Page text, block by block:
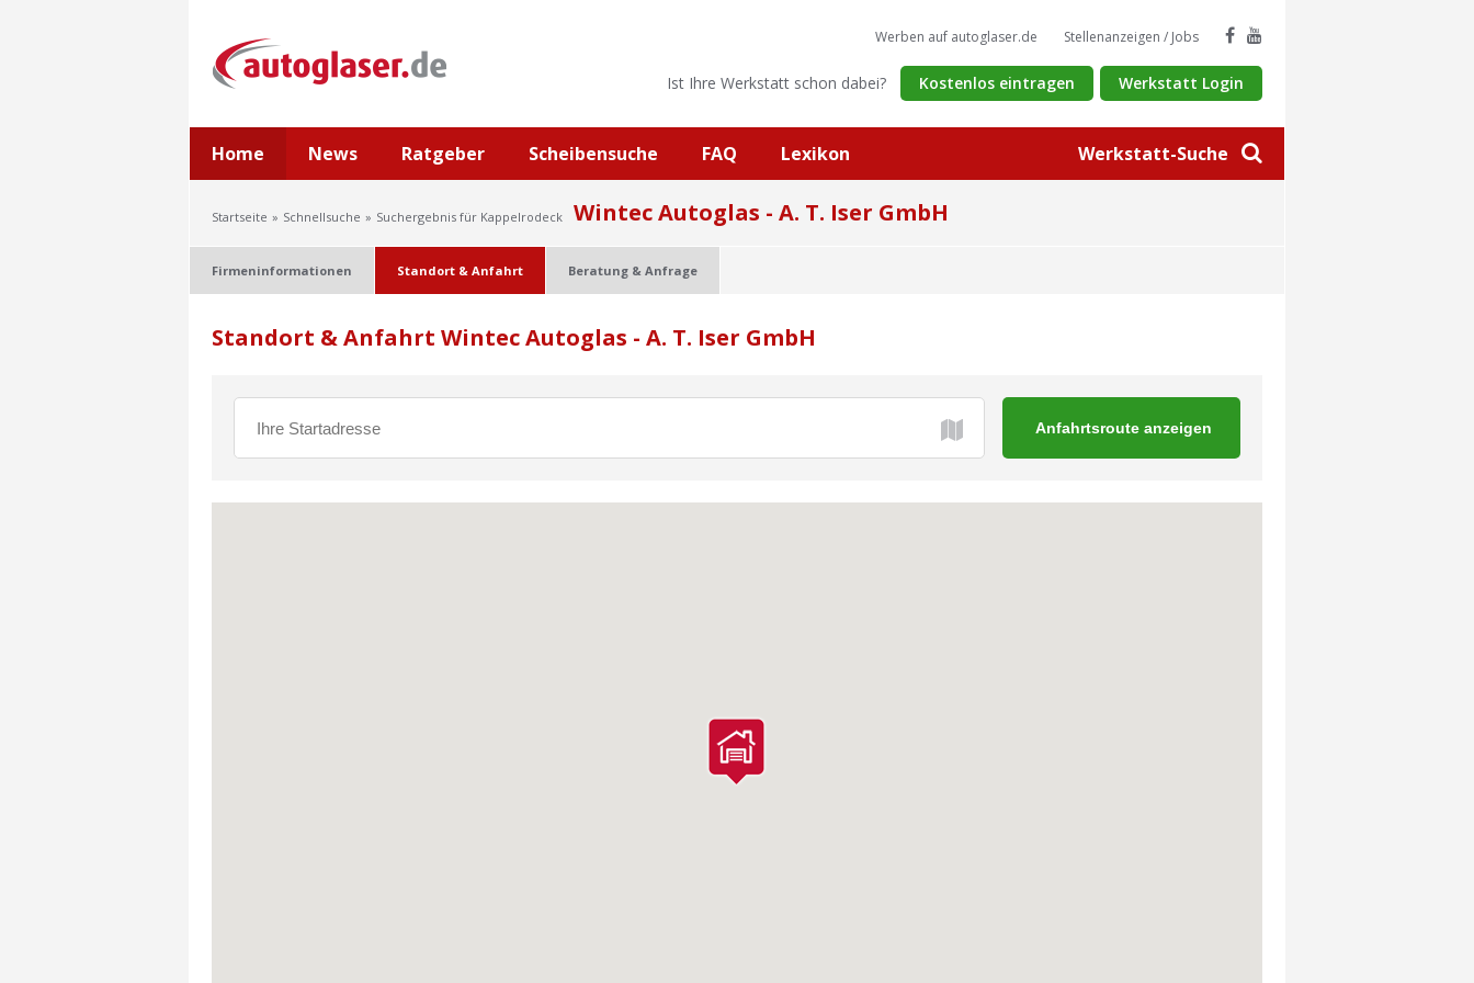
Werkstatt-Suche
Werben auf autoglaser.de Stellenanzeigen / Jobs
Ist Ihre Werkstatt schon dabei? Kostenlos eintragen Werkstatt Login
Home News Ratgeber Scheibensuche FAQ Lexikon
Startseite Schnellsuche Suchergebnis für Kappelrodeck Wintec Autoglas - A. T. Iser GmbH
Firmeninformationen Standort & Anfahrt Beratung & Anfrage
Standort & Anfahrt Wintec Autoglas - A. T. Iser GmbH